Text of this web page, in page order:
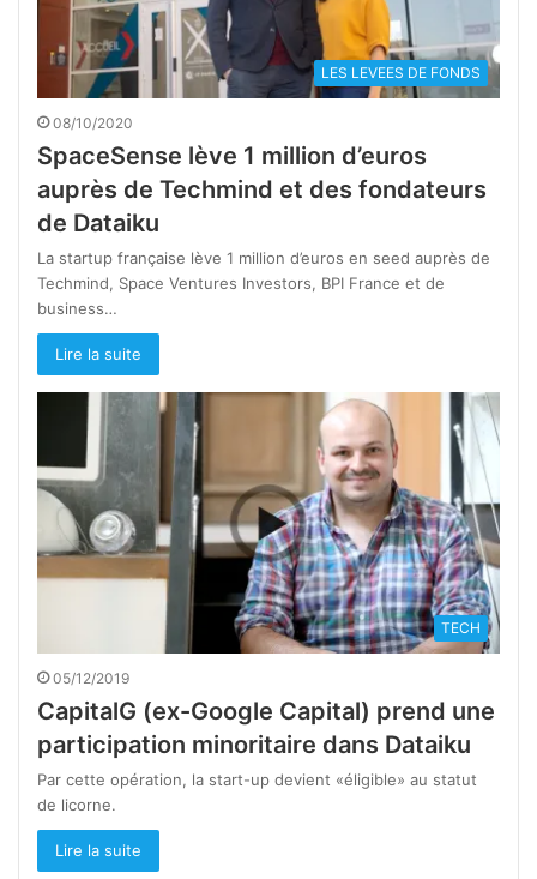
LES LEVEES DE FONDS
08/10/2020
SpaceSense lève 1 million d’euros
auprès de Techmind et des fondateurs
de Dataiku
La startup française lève 1 million d’euros en seed auprès de
Techmind, Space Ventures Investors, BPI France et de
business…
Lire la suite
TECH
05/12/2019
CapitalG (ex-Google Capital) prend une
participation minoritaire dans Dataiku
Par cette opération, la start-up devient «éligible» au statut
de licorne.
Lire la suite